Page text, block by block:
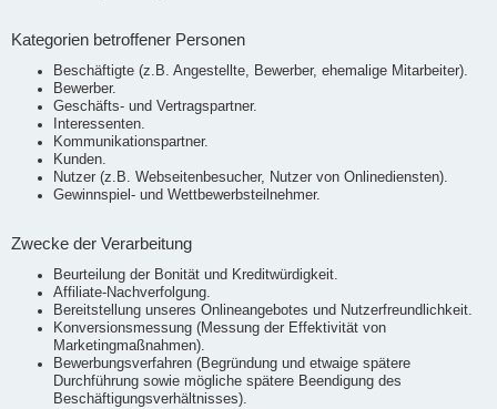
Kategorien betroffener Personen
Beschäftigte (z.B. Angestellte, Bewerber, ehemalige Mitarbeiter).
Bewerber.
Geschäfts- und Vertragspartner.
Interessenten.
Kommunikationspartner.
Kunden.
Nutzer (z.B. Webseitenbesucher, Nutzer von Onlinediensten).
Gewinnspiel- und Wettbewerbsteilnehmer.
Zwecke der Verarbeitung
Beurteilung der Bonität und Kreditwürdigkeit.
Affiliate-Nachverfolgung.
Bereitstellung unseres Onlineangebotes und Nutzerfreundlichkeit.
Konversionsmessung (Messung der Effektivität von
Marketingmaßnahmen).
Bewerbungsverfahren (Begründung und etwaige spätere
Durchführung sowie mögliche spätere Beendigung des
Beschäftigungsverhältnisses).